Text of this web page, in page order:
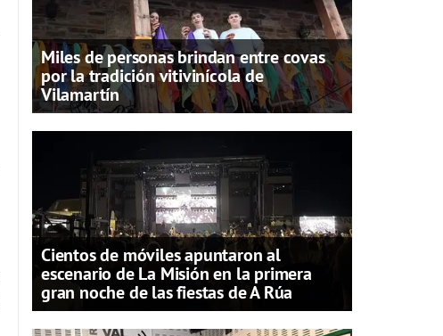
Miles de personas brindan entre covas
por la tradición vitivinícola de
Vilamartín
Cientos de móviles apuntaron al
escenario de La Misión en la primera
gran noche de las fiestas de A Rúa